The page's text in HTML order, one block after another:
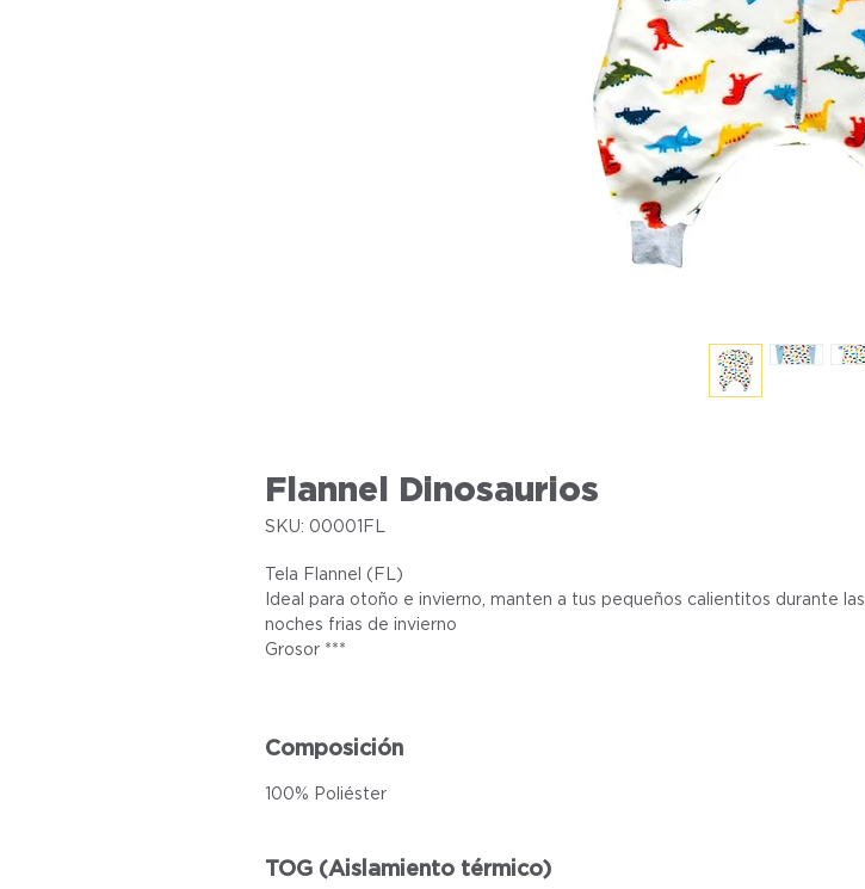
Flannel Dinosaurios
SKU: 00001FL
Tela Flannel (FL)
Ideal para otoño e invierno, manten a tus pequeños calientitos durante las
noches frias de invierno
Grosor ***
Composición
100% Poliéster
TOG (Aislamiento térmico)